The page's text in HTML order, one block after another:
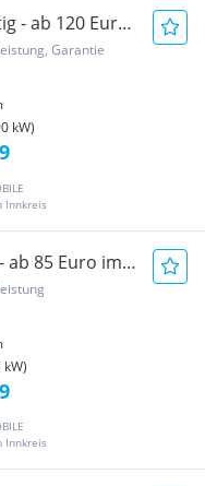
- ab 120 Euro
Garantie
kW)
Innkreis
ab 85 Euro im
kW)
Innkreis